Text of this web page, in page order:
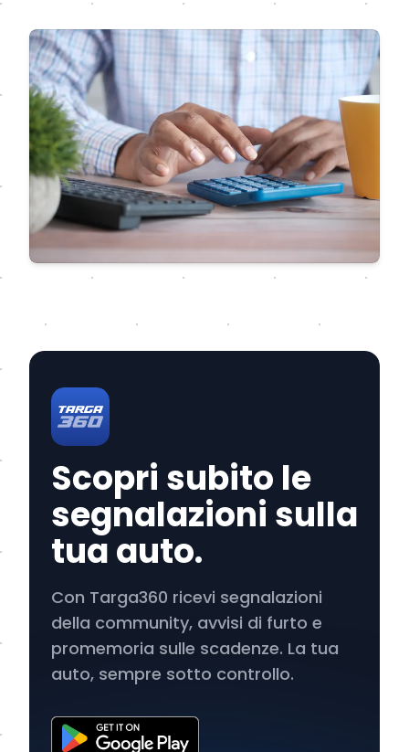
Scopri subito le
segnalazioni sulla
tua auto.
Con Targa360 ricevi segnalazioni
della community, avvisi di furto e
promemoria sulle scadenze. La tua
auto, sempre sotto controllo.